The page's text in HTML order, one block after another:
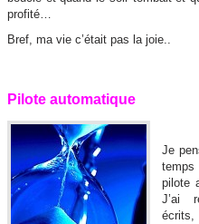
profité…
Bref, ma vie c’était pas la joie..
Pilote automatique
Je
temps
pilote
J’ai
écrits,